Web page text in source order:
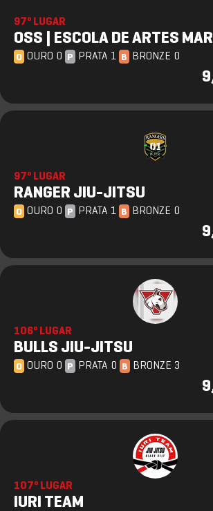
97º LUGAR
OSS | ESCOLA DE ARTES
O OURO 0 P PRATA 1 B BRONZE 0
97º LUGAR
RANGER JIU-JITSU
O OURO 0 P PRATA 1 B BRONZE 0
106º LUGAR
BULLS JIU-JITSU
O OURO 0 P PRATA 0 B BRONZE 3
107º LUGAR
IURI TEAM